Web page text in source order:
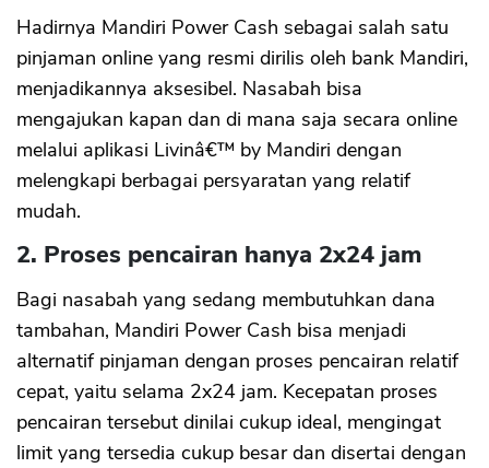
Hadirnya Mandiri Power Cash sebagai salah satu
pinjaman online yang resmi dirilis oleh bank Mandiri,
menjadikannya aksesibel. Nasabah bisa
mengajukan kapan dan di mana saja secara online
melalui aplikasi Livinâ€™ by Mandiri dengan
melengkapi berbagai persyaratan yang relatif
mudah.
2. Proses pencairan hanya 2x24 jam
Bagi nasabah yang sedang membutuhkan dana
tambahan, Mandiri Power Cash bisa menjadi
alternatif pinjaman dengan proses pencairan relatif
cepat, yaitu selama 2x24 jam. Kecepatan proses
pencairan tersebut dinilai cukup ideal, mengingat
limit yang tersedia cukup besar dan disertai dengan